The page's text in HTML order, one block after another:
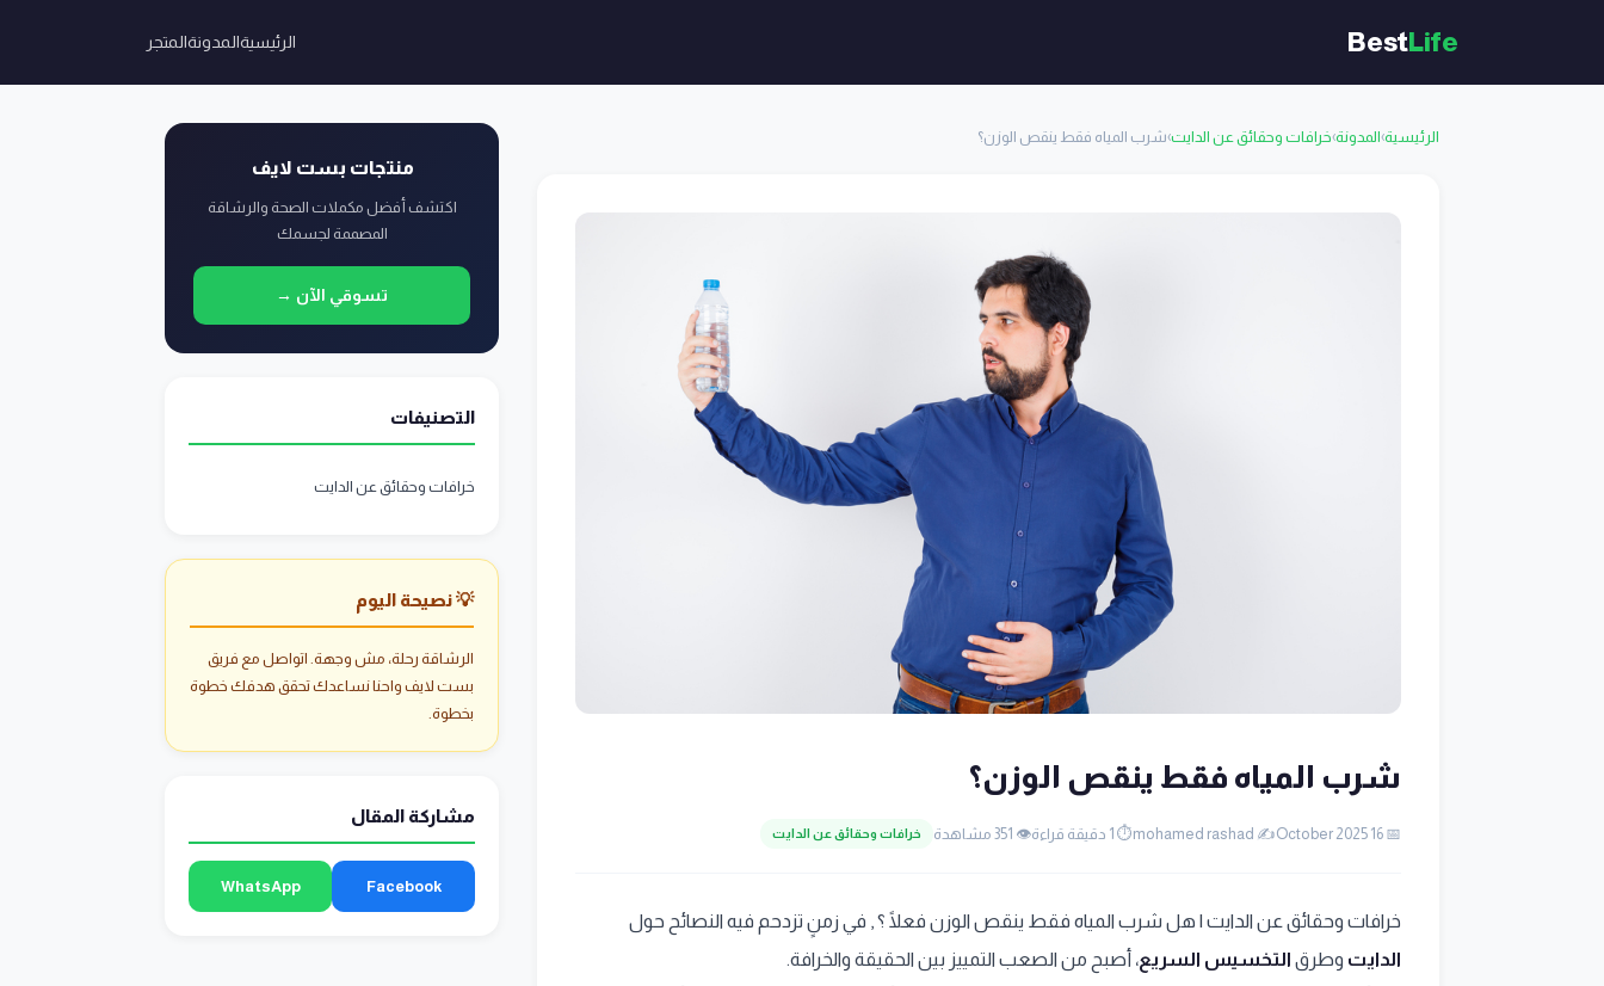
BestLife الرئيسيةالمدونةالمتجر
الرئيسية›المدونة›خرافات وحقائق عن الدايت›شرب المياه فقط ينقص الوزن؟
شرب المياه فقط ينقص الوزن؟
📅 16 October 2025
✍️ mohamed rashad ⏱️ 1 دقيقة قراءة 👁️ 351 مشاهدة خرافات وحقائق عن الدايت
خرافات وحقائق عن الدايت | هل شرب المياه فقط ينقص الوزن فعلًا ؟ , في زمنٍ تزدحم فيه النصائح حول
الدايت وطرق التخسيس السريع، أصبح من الصعب التمييز بين الحقيقة والخرافة.
منتجات بست لايف
اكتشف أفضل مكملات الصحة والرشاقة
المصممة لجسمك
تسوقي الآن →
التصنيفات
خرافات وحقائق عن الدايت
💡 نصيحة اليوم
الرشاقة رحلة، مش وجهة. اتواصل مع فريق
بست لايف واحنا نساعدك تحقق هدفك خطوة
بخطوة.
مشاركة المقال
Facebook
WhatsApp